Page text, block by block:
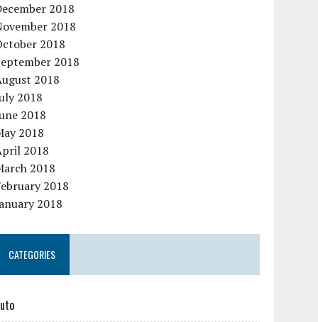
2018
2018
2018
2018
2018
2018
2018
2018
2018
2018
2018
2018
CATEGORIES